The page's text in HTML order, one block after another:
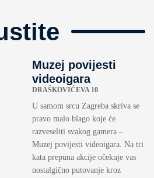
Muzej povijesti
videoigara
DRAŠKOVIĆEVA 10
U samom srcu Zagreba skriva se
pravo malo blago koje će
razveseliti svakog gamera –
Muzej povijesti videoigara. Na tri
kata prepuna akcije očekuje vas
nostalgično putovanje kroz